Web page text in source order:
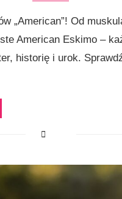
„American”! Od
American Eskimo –
historię i urok.